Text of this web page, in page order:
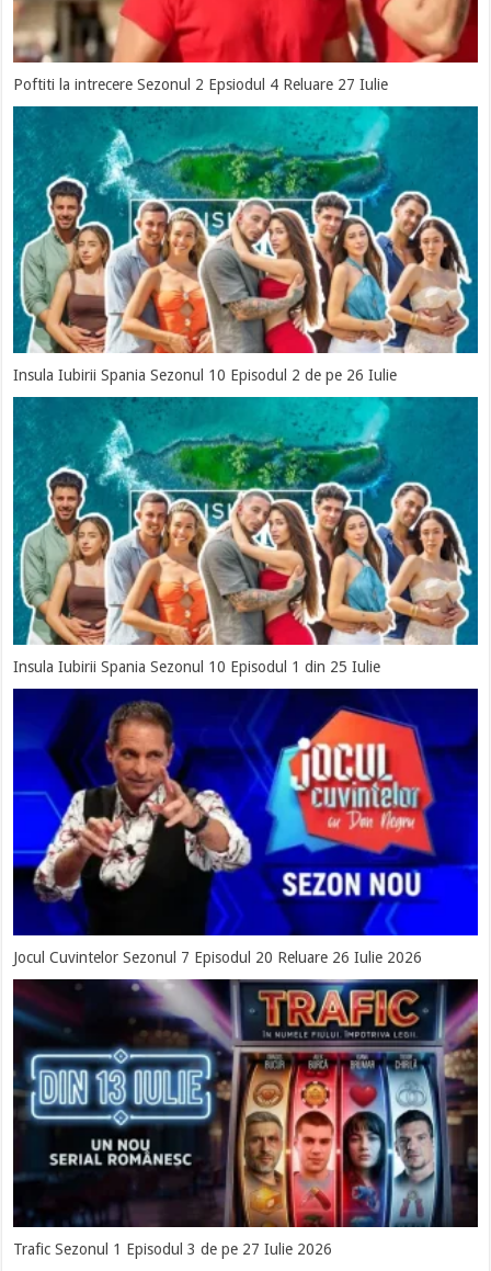
Poftiti la intrecere Sezonul 2 Epsiodul 4 Reluare 27 Iulie
Insula Iubirii Spania Sezonul 10 Episodul 2 de pe 26 Iulie
Insula Iubirii Spania Sezonul 10 Episodul 1 din 25 Iulie
Jocul Cuvintelor Sezonul 7 Episodul 20 Reluare 26 Iulie 2026
Trafic Sezonul 1 Episodul 3 de pe 27 Iulie 2026